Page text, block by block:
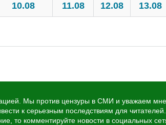
10.08 11.08 12.08 13.08
Мы против цензуры в СМИ и уважаем
к серьезным последствиям для читателей.
то комментируйте новости в социальных